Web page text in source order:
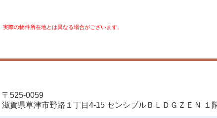
際の物件所在地とは異なる場合がございます。
〒525-0059
滋賀県草津市野路１丁目4-15 センシブルＢＬＤＧＺＥＮ １